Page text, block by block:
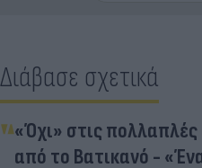
Διάβασε σχετικά
«Όχι» στις
από το Βατικανό -